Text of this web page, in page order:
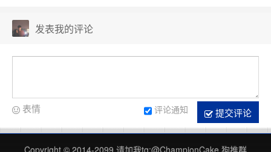
发表我的评论
提交评论
评论通知
表情
Copyright © 2014-2099 请加我tg:@ChampionCake 狗推群